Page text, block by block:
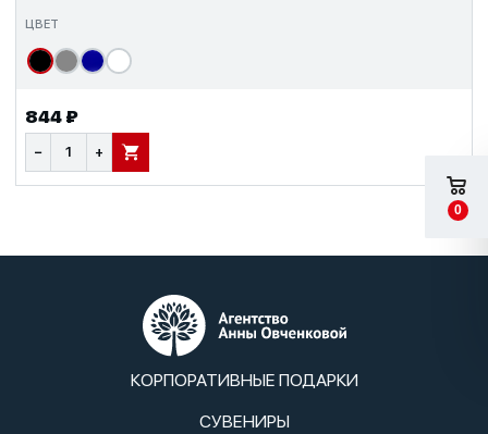
ЦВЕТ
844 ₽
− + В КОРЗИНУ
КОРПОРАТИВНЫЕ ПОДАРКИ
СУВЕНИРЫ
0